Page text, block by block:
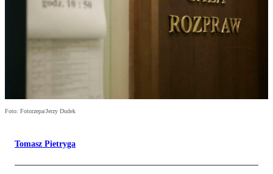
Foto: Fotorzepa/Jerzy Dudek
Tomasz Pietryga